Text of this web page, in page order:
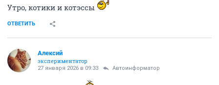
Утро, котики и котэссы
ОТВЕТИТЬ
Алексий
экспериментатор
27 января 2026 в 09:33 Автоинформатор